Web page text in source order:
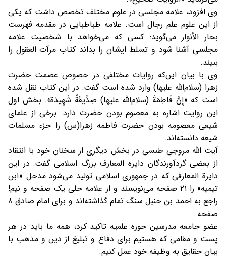
وی افزود، علامه مجلسی در علوم مختلف تخصص داشت که یکی
از این علوم علم رجال است. علامه طباطبایی در مقدمه فهرست
بحار الأنوار می‌گوید: کسی که می‌خواهد با شخصیت علامه
مجلسی آشنا شود و تسلط ایشان را بداند کتاب مرآت العقول را
ببیند.
وی با بیان این‌که روایات مختلفی در خصوص عصمت حضرت
زهرا (سلام‌الله علیها) وارد شده است گفت: در این کتاب نقل شده
است که «إِنَّ فَاطِمَةَ (سلام‌الله علیها) صِدِّیقَةٌ شَهِیدَة». بخش اول
این روایت اشاره به معصوم بودن حضرت دارد. برخی از علمای
شیعی معصومه بودن حضرت فاطمه زهرا(س) را جزء مسلمات
شیعه دانسته‌اند.
آیت الله مروجی طبسی در بخش دیگری از سخنان خود با انتقاد
از بعضی گردآورندگان دایره المعارف بزرگ اسلامی گفت: در این
دایرة المعارفی که در جمهوری اسلامی تولید می‌شود مدخل «ابن
تیمیه» را ۲۱ صفحه می‌نویسند و از علامه حلی یک صفحه و نیم!
راجع به احمد بن حنبل سنگ تمام گذاشته‌اند و برای امام صادق ۸
صفحه.
عضو جامعه مدرسین حوزه علمیه تاکید کرد، همه ما باید در هر
پست و مقامی که هستیم برای دفاع و تبلیغ از دین و مذهب با
بیان حقایق به وظیفه خود عمل کنیم.